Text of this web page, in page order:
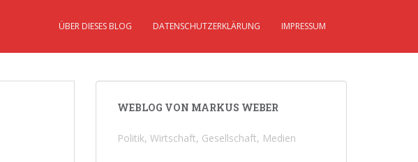
ÜBER DIESES BLOG DATENSCHUTZERKLÄRUNG IMPRESSUM
WEBLOG VON MARKUS WEBER
Politik, Wirtschaft, Gesellschaft, Medien